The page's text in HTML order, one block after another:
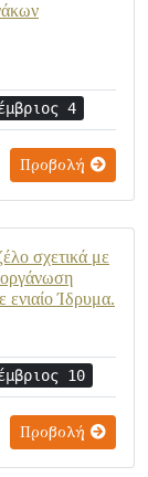
4
Προβολή
σχετικά με
οργάνωση
Ίδρυμα.
10
Προβολή